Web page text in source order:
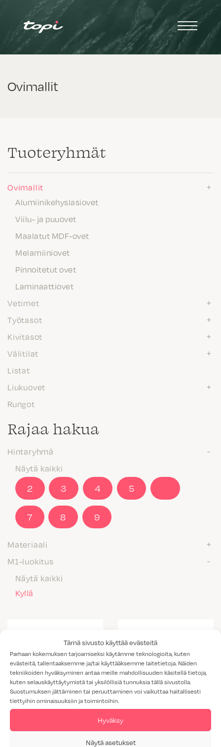
Tämä sivusto käyttää evästeitä
Parhaan kokemuksen tarjoamiseksi käytämme teknologioita, kuten
evästeitä, tallentaaksemme ja/tai käyttääksemme laitetietoja. Näiden
tekniikoiden hyväksyminen antaa meille mahdollisuuden käsitellä tietoja,
kuten selauskäyttäytymistä tai yksilöllisiä tunnuksia tällä sivustolla.
Suostumuksen jättäminen tai peruuttaminen voi vaikuttaa haitallisesti
tiettyihin ominaisuuksiin ja toimintoihin.
Hyväksy
Näytä asetukset
Ovimallit
Tuote­ryhmät
Ovimallit
Alumiinikehyslasiovet
Viilu- ja puuovet
Maalatut MDF-ovet
Melamiiniovet
Pinnoitetut ovet
Laminaattiovet
Vetimet
Työtasot
Kivitasot
Välitilat
Listat
Liukuovet
Rungot
Rajaa hakua
Hintaryhmä
Näytä kaikki
2 3 4 5
7 8 9
Materiaali
M1-luokitus
Näytä kaikki
Kyllä